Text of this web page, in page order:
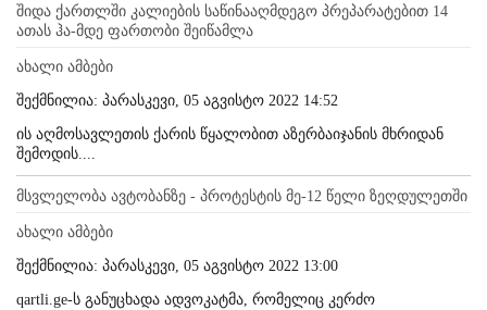
შიდა ქართლში კალიების საწინააღმდეგო პრეპარატებით 14
ათას ჰა-მდე ფართობი შეიწამლა
ახალი ამბები
შექმნილია: პარასკევი, 05 აგვისტო 2022 14:52
ის აღმოსავლეთის ქარის წყალობით აზერბაიჯანის მხრიდან
შემოდის....
მსვლელობა ავტობანზე - პროტესტის მე-12 წელი ზეღდულეთში
ახალი ამბები
შექმნილია: პარასკევი, 05 აგვისტო 2022 13:00
qartli.ge-ს განუცხადა ადვოკატმა, რომელიც კერძო